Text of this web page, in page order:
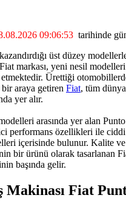
09:06:53tarihinde
üst düzey
Fiat markası, yeni nesil
Ürettiği
araya getiren Fiat, tüm
yer alır.
arasında yer alan
performans özellikleri ile
içerisinde bulunur. Kalite
bir ürünü olarak tasarlanan
başında gelir.
Makinası Fiat